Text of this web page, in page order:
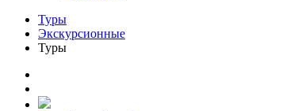
Туры
Экскурсионные
Туры